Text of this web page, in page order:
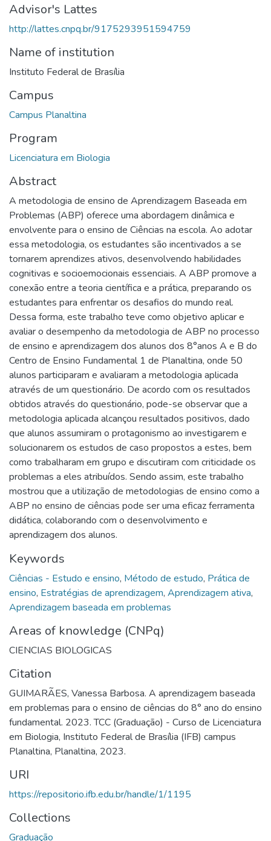
Advisor's Lattes
http://lattes.cnpq.br/9175293951594759
Name of institution
Instituto Federal de Brasília
Campus
Campus Planaltina
Program
Licenciatura em Biologia
Abstract
A metodologia de ensino de Aprendizagem Baseada em
Problemas (ABP) oferece uma abordagem dinâmica e
envolvente para o ensino de Ciências na escola. Ao adotar
essa metodologia, os estudantes são incentivados a se
tornarem aprendizes ativos, desenvolvendo habilidades
cognitivas e socioemocionais essenciais. A ABP promove a
conexão entre a teoria científica e a prática, preparando os
estudantes para enfrentar os desafios do mundo real.
Dessa forma, este trabalho teve como objetivo aplicar e
avaliar o desempenho da metodologia de ABP no processo
de ensino e aprendizagem dos alunos dos 8°anos A e B do
Centro de Ensino Fundamental 1 de Planaltina, onde 50
alunos participaram e avaliaram a metodologia aplicada
através de um questionário. De acordo com os resultados
obtidos através do questionário, pode-se observar que a
metodologia aplicada alcançou resultados positivos, dado
que alunos assumiram o protagonismo ao investigarem e
solucionarem os estudos de caso propostos a estes, bem
como trabalharam em grupo e discutiram com criticidade os
problemas a eles atribuídos. Sendo assim, este trabalho
mostrou que a utilização de metodologias de ensino como a
ABP no ensino de ciências pode ser uma eficaz ferramenta
didática, colaborando com o desenvolvimento e
aprendizagem dos alunos.
Keywords
Ciências - Estudo e ensino, Método de estudo, Prática de
ensino, Estratégias de aprendizagem, Aprendizagem ativa,
Aprendizagem baseada em problemas
Areas of knowledge (CNPq)
CIENCIAS BIOLOGICAS
Citation
GUIMARÃES, Vanessa Barbosa. A aprendizagem baseada
em problemas para o ensino de ciências do 8° ano do ensino
fundamental. 2023. TCC (Graduação) - Curso de Licenciatura
em Biologia, Instituto Federal de Brasília (IFB) campus
Planaltina, Planaltina, 2023.
URI
https://repositorio.ifb.edu.br/handle/1/1195
Collections
Graduação